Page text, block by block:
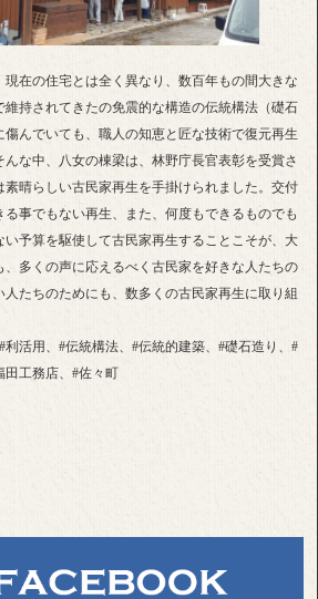
現在の住宅とは全く異なり、数百年もの間大きな
持されてきたの免震的な構造の伝統構法（礎石
んでいても、職人の知恵と匠な技術で復元再生
な中、八女の棟梁は、林野庁長官表彰を受賞さ
晴らしい古民家再生を手掛けられました。交付
事でもない再生、また、何度もできるものでも
予算を駆使して古民家再生することこそが、大
多くの声に応えるべく古民家を好きな人たちの
たちのためにも、数多くの古民家再生に取り組
活用、#伝統構法、#伝統的建築、#礎石造り、#
田工務店、#佐々町